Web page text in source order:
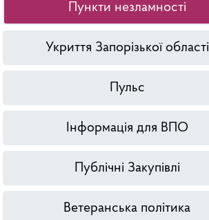
Пункти незламності
Укриття Запорізької області
Пульс
Інформація для ВПО
Публічні Закупівлі
Ветеранська політика